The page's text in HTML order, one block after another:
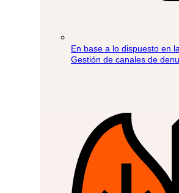
En base a lo dispuesto en
Gestión de canales de